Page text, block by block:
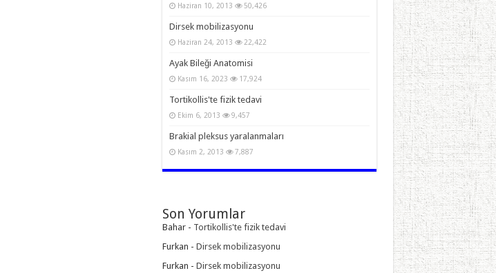
Haziran 10, 2013 50,426
Dirsek mobilizasyonu
Haziran 24, 2013 22,422
Ayak Bileği Anatomisi
Kasım 16, 2023 17,924
Tortikollis'te fizik tedavi
Ekim 6, 2013 9,457
Brakial pleksus yaralanmaları
Kasım 2, 2013 7,887
Son Yorumlar
Bahar- Tortikollis'te fizik tedavi
Furkan - Dirsek mobilizasyonu
Furkan - Dirsek mobilizasyonu